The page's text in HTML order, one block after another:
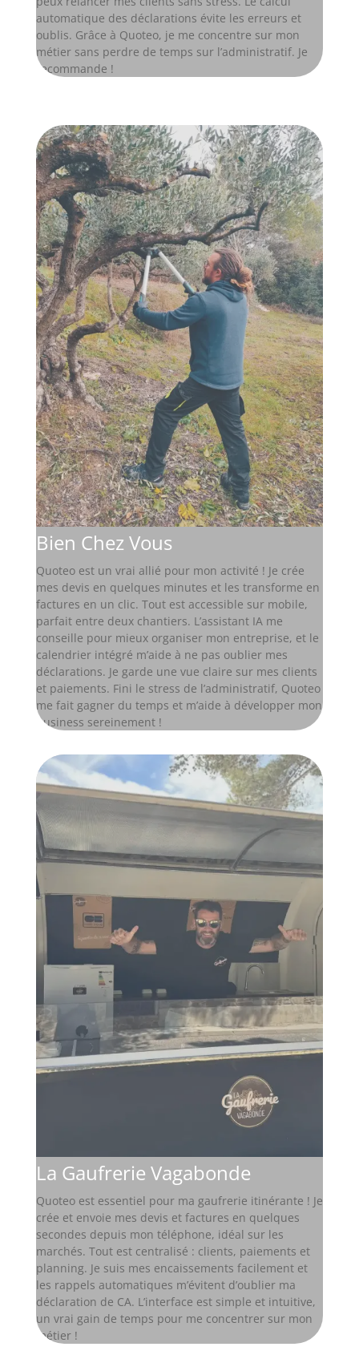
automatique des déclarations évite les erreurs et
oublis. Grâce à Quoteo, je me concentre sur mon
métier sans perdre de temps sur l’administratif. Je
recommande !
Bien Chez Vous
Quoteo est un vrai allié pour mon activité ! Je crée
mes devis en quelques minutes et les transforme en
factures en un clic. Tout est accessible sur mobile,
parfait entre deux chantiers. L’assistant IA me
conseille pour mieux organiser mon entreprise, et le
calendrier intégré m’aide à ne pas oublier mes
déclarations. Je garde une vue claire sur mes clients
et paiements. Fini le stress de l’administratif, Quoteo
me fait gagner du temps et m’aide à développer mon
business sereinement !
La Gaufrerie Vagabonde
Quoteo est essentiel pour ma gaufrerie itinérante ! Je
crée et envoie mes devis et factures en quelques
secondes depuis mon téléphone, idéal sur les
marchés. Tout est centralisé : clients, paiements et
planning. Je suis mes encaissements facilement et
les rappels automatiques m’évitent d’oublier ma
déclaration de CA. L’interface est simple et intuitive,
un vrai gain de temps pour me concentrer sur mon
métier !